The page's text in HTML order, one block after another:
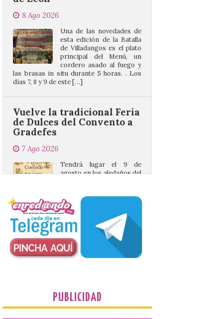
principal del Menú, un
cordero asado al fuego y
las brasas in situ durante 5 horas. . Los
días 7, 8 y 9 de este […]
Vuelve la tradicional Feria
7 Ago 2026
de Santa María la Real de
Gradefes. Una cita
cultura y un ambiente único. El
Ayuntamiento de Gradefes, intentando
[…]
La decimoctava fotografía
de León de…viaje nos llega
7 Ago 2026PUBLICIDAD